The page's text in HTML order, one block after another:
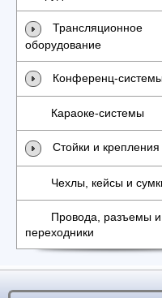
Трансляционное
оборудование
Конференц-
Караоке-системы
Стойки и крепления
Чехлы, кейсы и
Провода, разъемы и
переходники